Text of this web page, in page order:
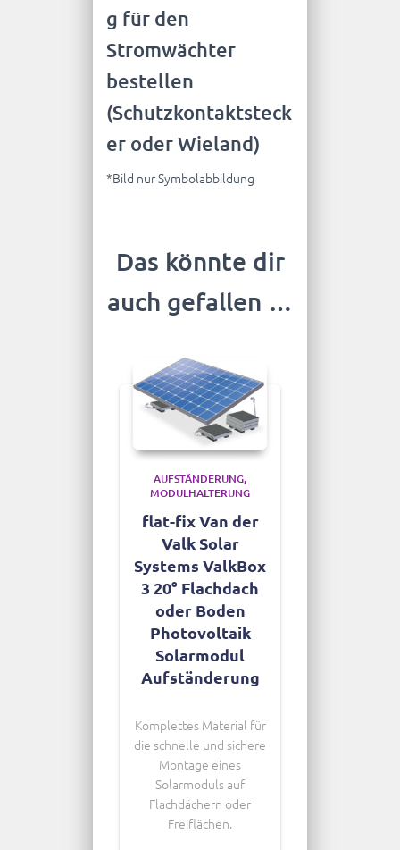
g für den
Stromwächter
bestellen
(Schutzkontaktsteck
er oder Wieland)
*Bild nur Symbolabbildung
Das könnte dir
auch gefallen …
AUFSTÄNDERUNG
MODULHALTERUNG
flat-fix Van der
Valk Solar
Systems ValkBox
3 20° Flachdach
oder Boden
Photovoltaik
Solarmodul
Aufständerung
Komplettes Material für
die schnelle und sichere
Montage eines
Solarmoduls auf
Flachdächern oder
Freiflächen.